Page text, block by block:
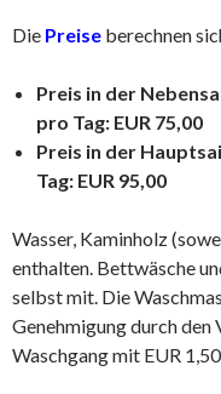
Die Preise berechnen
Preis in der
pro Tag: EUR 75,00
Preis in der
Tag: EUR 95,00
Wasser, Kaminholz
enthalten. Bettwäsche
selbst mit. Die
Genehmigung durch
Waschgang mit EUR